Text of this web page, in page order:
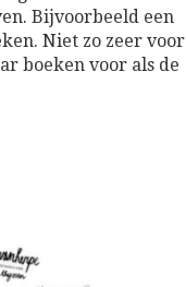
Bijvoorbeeld een
Niet zo zeer voor
boeken voor als de